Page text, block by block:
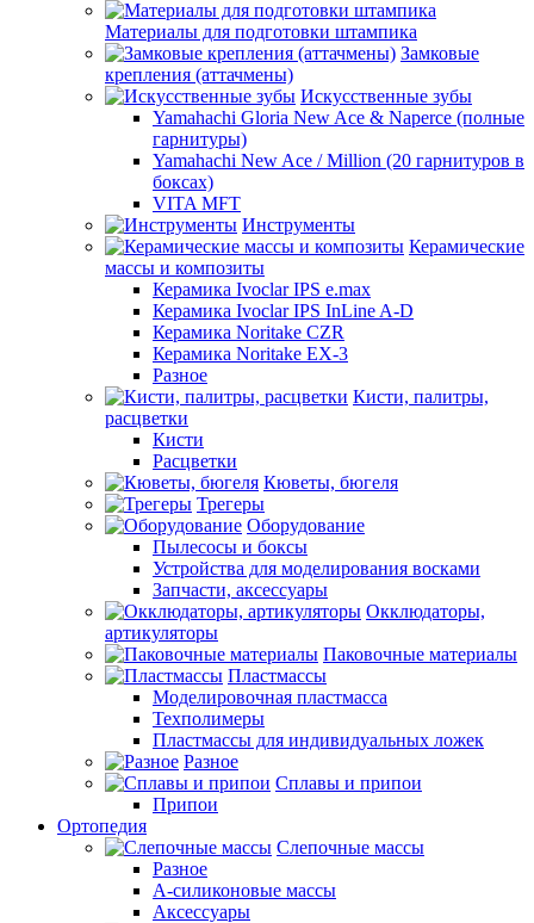
Материалы для подготовки штампика
Замковые
крепления (аттачмены)
Искусственные зубы
Yamahachi Gloria New Ace & Naperce (полные
гарнитуры)
Yamahachi New Ace / Million (20 гарнитуров в
боксах)
VITA MFT
Инструменты
Керамические
массы и композиты
Керамика Ivoclar IPS e.max
Керамика Ivoclar IPS InLine A-D
Керамика Noritake CZR
Керамика Noritake EX-3
Разное
Кисти, палитры,
расцветки
Кисти
Расцветки
Кюветы, бюгеля
Трегеры
Оборудование
Пылесосы и боксы
Устройства для моделирования восками
Запчасти, аксессуары
Окклюдаторы,
артикуляторы
Паковочные материалы
Пластмассы
Моделировочная пластмасса
Техполимеры
Пластмассы для индивидуальных ложек
Разное
Сплавы и припои
Припои
Ортопедия
Слепочные массы
Разное
А-силиконовые массы
Аксессуары